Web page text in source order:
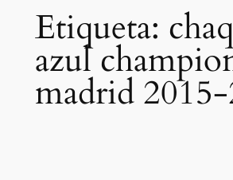
Etiqueta:
azul
madrid